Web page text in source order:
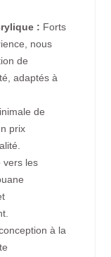
: Forts
nous
de
adaptés à
de
prix
vers les
à la